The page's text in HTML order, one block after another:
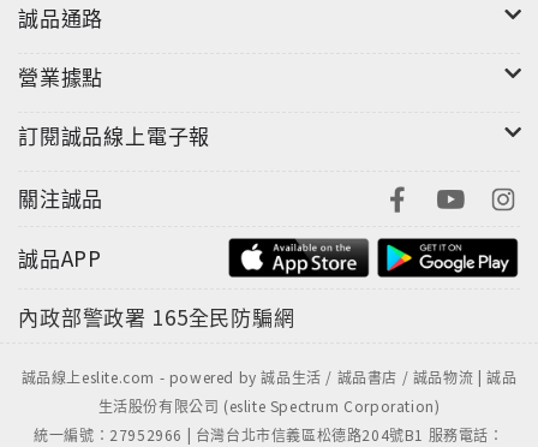
誠品通路
營業據點
訂閱誠品線上電子報
關注誠品
誠品APP
內政部警政署 165全民防騙網
誠品線上eslite.com - powered by 誠品生活 / 誠品書店 / 誠品物流 | 誠品
生活股份有限公司 (eslite Spectrum Corporation)
統一編號：27952966 | 台灣台北市信義區松德路204號B1 服務電話：